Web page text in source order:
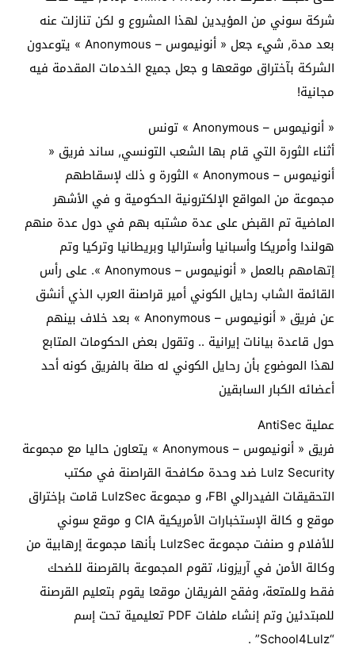
شركة سوني من المؤيدين لهذا المشروع و لكن تنازلت عنه
بعد مدة, شيء جعل « أنونيموس – Anonymous » يتوعدون
الشركة بآختراق موقعها و جعل جميع الخدمات المقدمة فيه
مجانية!
« أنونيموس – Anonymous » تونس
أثناء الثورة التي قام بها الشعب التونسي, ساند فريق «
أنونيموس – Anonymous » الثورة و ذلك لإسقاطهم
مجموعة من المواقع الإلكترونية الحكومية و في الأشهر
الماضية تم القبض على عدة مشتبه بهم في دول عدة منهم
هولندا وأمريكا وأسبانيا وأستراليا وبريطانيا وتركيا وتم
إتهامهم بالعمل « أنونيموس – Anonymous ». على رأس
القائمة الشاب رحايل الكوني أمير قراصنة العرب الذي أنشق
عن فريق « أنونيموس – Anonymous » بعد خلاف بينهم
حول قاعدة بيانات إيرانية .. وتقول بعض الحكومات المتابع
لهذا الموضوع بأن رحايل الكوني له صلة بالفريق كونه أحد
أعضائه الكبار السابقين
عملية AntiSec
فريق « أنونيموس – Anonymous » يتعاون حاليا مع مجموعة
Lulz Security ضد وحدة مكافحة القراصنة في مكتب
التحقيقات الفيدرالي FBI، و مجموعة LulzSec قامت بإختراق
موقع و كالة الإستخبارات الأمريكية CIA و موقع سوني
للأفلام و صنفت مجموعة LulzSec بأنها مجموعة إرهابية من
وكالة الأمن في آريزونا، تقوم المجموعة بالقرصنة للضحك
فقط وللمتعة، وفقح الفريقان موقعا يقوم بتعليم القرصنة
للمبتدئين وتم إنشاء ملفات PDF تعليمية تحت إسم
“School4Lulz” .